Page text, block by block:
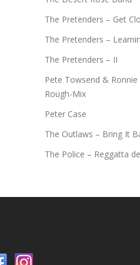
The Pretenders – Get
The Pretenders –
The Pretenders – II
Pete Towsend & Ronnie
Rough-Mix
Peter Case
The Outlaws – Bring It
The Police – Reggatta